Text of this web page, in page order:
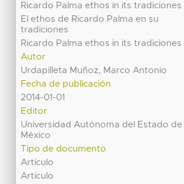
Ricardo Palma ethos in its tradiciones
El ethos de Ricardo Palma en su
tradiciones
Ricardo Palma ethos in its tradiciones
Autor
Urdapilleta Muñoz, Marco Antonio
Fecha de publicación
2014-01-01
Editor
Universidad Autónoma del Estado de
México
Tipo de documento
Artículo
Artículo